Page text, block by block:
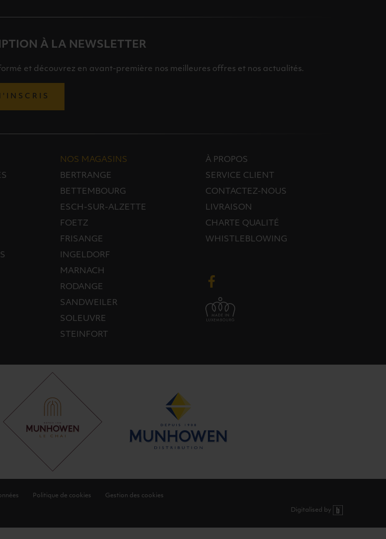
À LA NEWSLETTER
et découvrez en avant-première nos meilleures offres et nos actualités.
NOS MAGASINS
BERTRANGE
BETTEMBOURG
ESCH-SUR-ALZETTE
FOETZ
FRISANGE
INGELDORF
MARNACH
RODANGE
SANDWEILER
SOLEUVRE
STEINFORT
À PROPOS
SERVICE CLIENT
CONTACTEZ-NOUS
LIVRAISON
CHARTE QUALITÉ
WHISTLEBLOWING
Politique de cookies Gestion des cookies
Digitalised by